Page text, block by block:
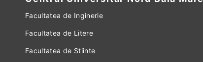
Facultatea de Inginerie
Facultatea de Litere
Facultatea de Stiinte